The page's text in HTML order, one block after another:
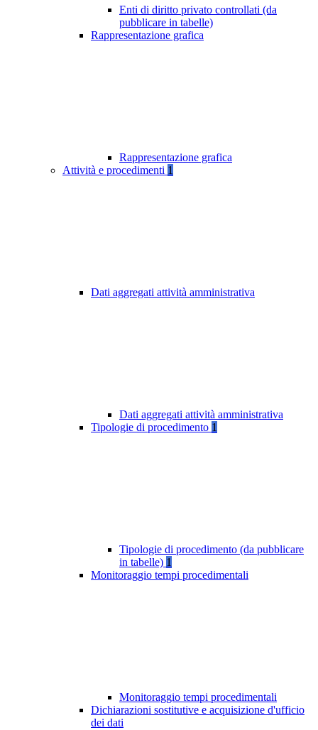
Enti di diritto privato controllati (da
pubblicare in tabelle)
Rappresentazione grafica
Rappresentazione grafica
Attività e procedimenti 1
Dati aggregati attività amministrativa
Dati aggregati attività amministrativa
Tipologie di procedimento 1
Tipologie di procedimento (da pubblicare
in tabelle) 1
Monitoraggio tempi procedimentali
Monitoraggio tempi procedimentali
Dichiarazioni sostitutive e acquisizione d'ufficio
dei dati